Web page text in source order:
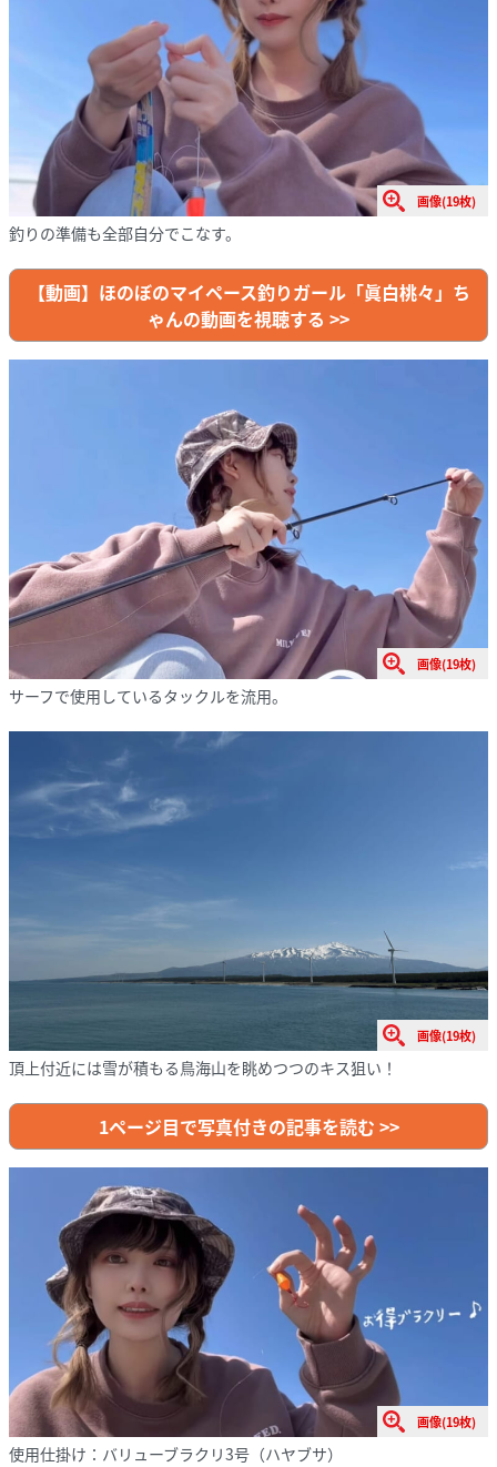
画像(19枚)
釣りの準備も全部自分でこなす。
【動画】ほのぼのマイペース釣りガール「眞白桃々」ち
ゃんの動画を視聴する >>
画像(19枚)
サーフで使用しているタックルを流用。
画像(19枚)
頂上付近には雪が積もる鳥海山を眺めつつのキス狙い！
1ページ目で写真付きの記事を読む >>
画像(19枚)
使用仕掛け：バリューブラクリ3号（ハヤブサ）